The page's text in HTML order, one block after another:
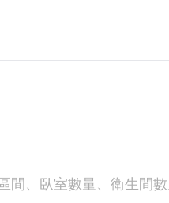
、臥室數量、衛生間